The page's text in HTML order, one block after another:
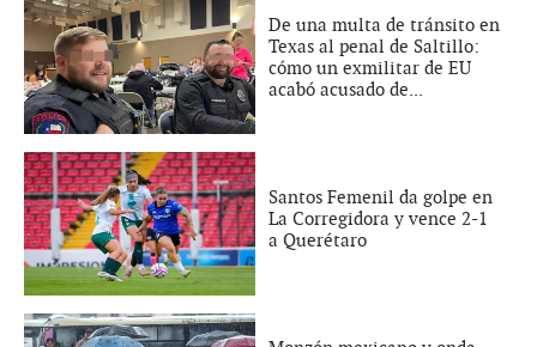
De una multa de tránsito en
Texas al penal de Saltillo:
cómo un exmilitar de EU
acabó acusado de...
Santos Femenil da golpe en
La Corregidora y vence 2-1
a Querétaro